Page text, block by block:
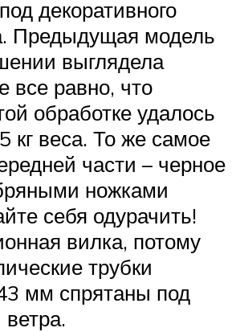
декоративного
Предыдущая модель
выглядела
все равно, что
обработке удалось
кг веса. То же самое
части – черное
ножками
себя одурачить!
вилка, потому
трубки
мм спрятаны под